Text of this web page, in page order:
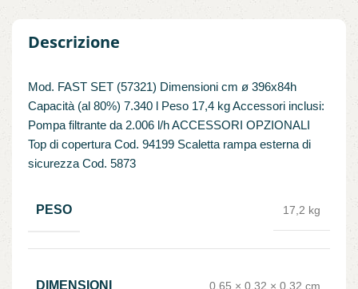
Descrizione
Mod. FAST SET (57321) Dimensioni cm ø 396x84h
Capacità (al 80%) 7.340 l Peso 17,4 kg Accessori inclusi:
Pompa filtrante da 2.006 l/h ACCESSORI OPZIONALI
Top di copertura Cod. 94199 Scaletta rampa esterna di
sicurezza Cod. 5873
PESO 17,2 kg
DIMENSIONI 0,65 × 0,32 × 0,32 cm